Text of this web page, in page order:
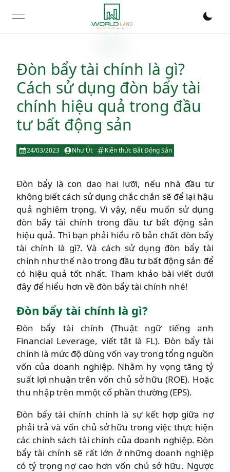
open navigation menu
Đòn bẩy tài chính là gì?
Cách sử dụng đòn bẩy tài
chính hiệu quả trong đầu
tư bất động sản
24/03/2023 Như Út Kiến thức Bất Động Sản
Đòn bẩy là con dao hai lưỡi, nếu nhà đầu tư
không biết cách sử dụng chắc chắn sẽ để lại hậu
quả nghiêm trọng. Vì vậy, nếu muốn sử dụng
đòn bẩy tài chính trong đầu tư bất động sản
hiệu quả. Thì bạn phải hiểu rõ bản chất đòn bẩy
tài chính là gì?. Và cách sử dụng đòn bẩy tài
chính như thế nào trong đầu tư bất động sản để
có hiệu quả tốt nhất. Tham khảo bài viết dưới
đây để hiểu hơn về đòn bẩy tài chính nhé!
Đòn bẩy tài chính là gì?
Đòn bẩy tài chính (Thuật ngữ tiếng anh
Financial Leverage, viết tắt là FL). Đòn bẩy tài
chính là mức độ dùng vốn vay trong tổng nguồn
vốn của doanh nghiệp. Nhằm hy vọng tăng tỷ
suất lợi nhuận trên vốn chủ sở hữu (ROE). Hoặc
thu nhập trên mmột cổ phần thường (EPS).
Đòn bẩy tài chính chính là sự kết hợp giữa nợ
phải trả và vốn chủ sở hữu trong việc thực hiện
các chính sách tài chính của doanh nghiệp. Đòn
bẩy tài chính sẽ rất lớn ở những doanh nghiệp
có tỷ trọng nợ cao hơn vốn chủ sở hữu. Ngược